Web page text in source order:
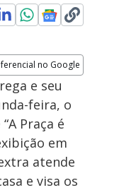
no Google
e seu
feira, o
Praça é
em
atende
e visa os